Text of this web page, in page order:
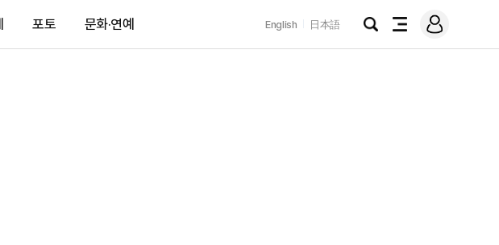
포토 문화·연예 English 日本語
검
전
메
그